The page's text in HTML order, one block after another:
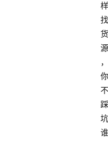
样
找
货
源
，
你
不
踩
坑
谁